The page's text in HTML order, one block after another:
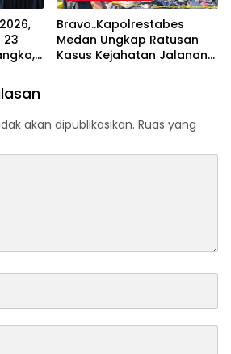
23
Bravo..Kapolrestabes
Medan Ungkap Ratusan
Kasus Kejahatan Jalanan
akan dipublikasikan. Ruas yang